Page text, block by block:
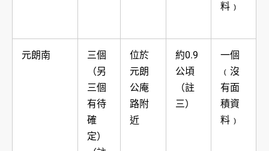
料﹚
元朗南
三個
（另
三個
有待
確
定）
位於
元朗
公庵
路附
近
約0.9
公頃
（註
三）
一個
﹙沒
有面
積資
料﹚